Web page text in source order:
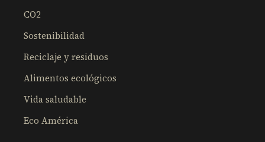
CO2
Sostenibilidad
Reciclaje y residuos
Alimentos ecológicos
Vida saludable
Eco América